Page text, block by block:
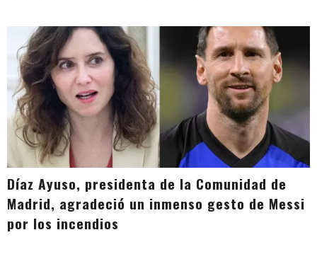
Díaz Ayuso, presidenta de la Comunidad de
Madrid, agradeció un inmenso gesto de Messi
por los incendios